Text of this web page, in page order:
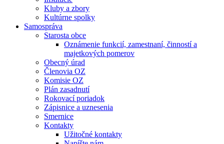
Kluby a zbory
Kultúrne spolky
Samospráva
Starosta obce
Oznámenie funkcií, zamestnaní, činností a
majetkových pomerov
Obecný úrad
Členovia OZ
Komisie OZ
Plán zasadnutí
Rokovací poriadok
Zápisnice a uznesenia
Smernice
Kontakty
Užitočné kontakty